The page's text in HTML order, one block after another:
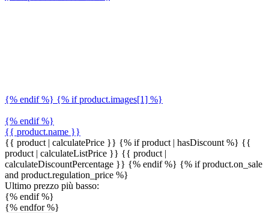
{% endif %} {% if product.images[1] %}
{% endif %}
{{ product.name }}
{{ product | calculatePrice }} {% if product | hasDiscount %} {{
product | calculateListPrice }} {{ product |
calculateDiscountPercentage }} {% endif %} {% if product.on_sale
and product.regulation_price %}
Ultimo prezzo più basso:
{% endif %}
{% endfor %}